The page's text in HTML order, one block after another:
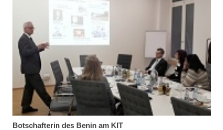
Botschafterin des Benin am KIT